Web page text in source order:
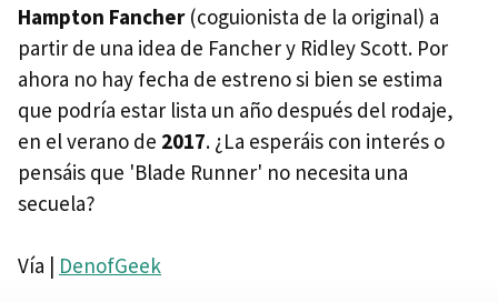
Hampton Fancher(coguionista de la original) a
partir de una idea de Fancher y Ridley Scott. Por
ahora no hay fecha de estreno si bien se estima
que podría estar lista un año después del rodaje,
en el verano de 2017. ¿La esperáis con interés o
pensáis que 'Blade Runner' no necesita una
secuela?
Vía | DenofGeek